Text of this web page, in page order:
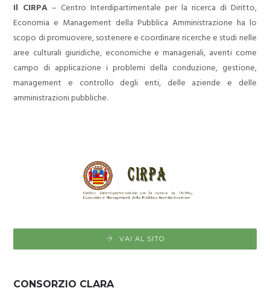
Il CIRPA – Centro Interdipartimentale per la ricerca di Diritto,
Economia e Management della Pubblica Amministrazione ha lo
scopo di promuovere, sostenere e coordinare ricerche e studi nelle
aree culturali giuridiche, economiche e manageriali, aventi come
campo di applicazione i problemi della conduzione, gestione,
management e controllo degli enti, delle aziende e delle
amministrazioni pubbliche.
VAI AL SITO
CONSORZIO CLARA